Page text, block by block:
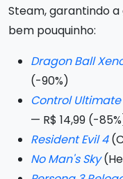
Steam, garantindo
bem pouquinho:
Dragon Ball
(-90%)
Control
— R$ 14,99 (-
Resident Evil 4
No Man's Sky